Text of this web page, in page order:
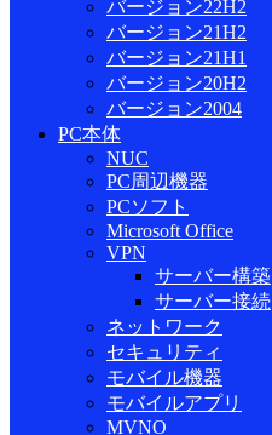
バージョン22H2
バージョン21H2
バージョン21H1
バージョン20H2
バージョン2004
PC本体
NUC
PC周辺機器
PCソフト
Microsoft Office
VPN
サーバー構築
サーバー接続
ネットワーク
セキュリティ
モバイル機器
モバイルアプリ
MVNO